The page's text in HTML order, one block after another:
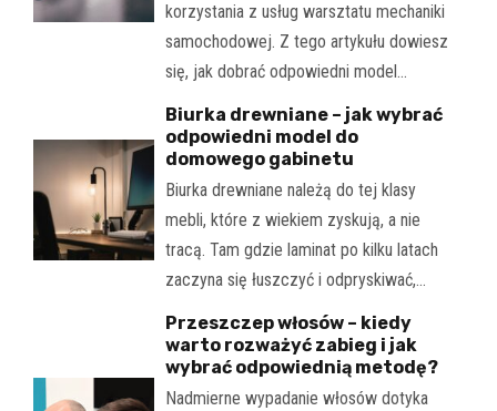
korzystania z usług warsztatu mechaniki
samochodowej. Z tego artykułu dowiesz
się, jak dobrać odpowiedni model…
Biurka drewniane – jak wybrać
odpowiedni model do
domowego gabinetu
Biurka drewniane należą do tej klasy
mebli, które z wiekiem zyskują, a nie
tracą. Tam gdzie laminat po kilku latach
zaczyna się łuszczyć i odpryskiwać,…
Przeszczep włosów – kiedy
warto rozważyć zabieg i jak
wybrać odpowiednią metodę?
Nadmierne wypadanie włosów dotyka